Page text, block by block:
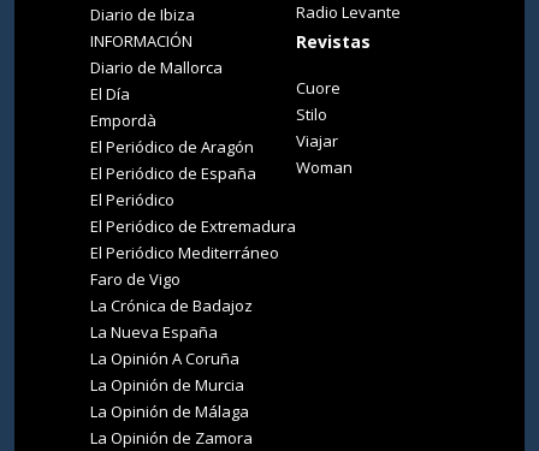
Diario de Ibiza
INFORMACIÓN
Diario de Mallorca
El Día
Empordà
El Periódico de Aragón
El Periódico de España
El Periódico
El Periódico de Extremadura
El Periódico Mediterráneo
Faro de Vigo
La Crónica de Badajoz
La Nueva España
La Opinión A Coruña
La Opinión de Murcia
La Opinión de Málaga
La Opinión de Zamora
Radio Levante
Revistas
Cuore
Stilo
Viajar
Woman